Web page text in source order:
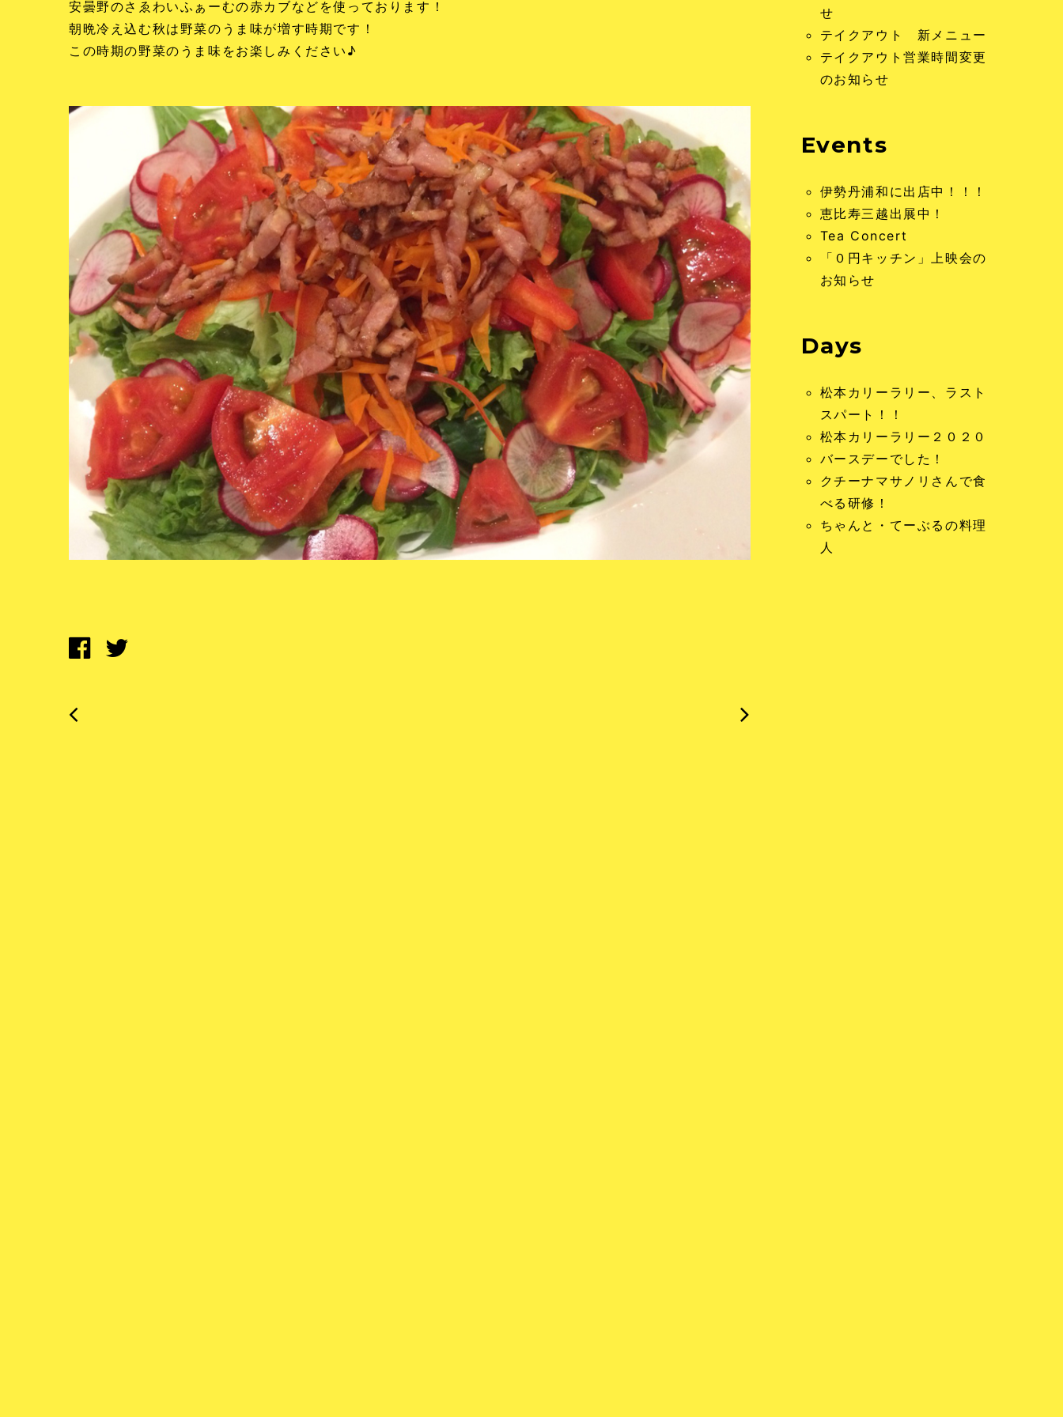
安曇野のさゑわいふぁーむの赤カブなどを使っております！
朝晩冷え込む秋は野菜のうま味が増す時期です！
この時期の野菜のうま味をお楽しみください♪
せ
テイクアウト 新メニュー
テイクアウト営業時間変更
のお知らせ
Events
伊勢丹浦和に出店中！！！
恵比寿三越出展中！
Tea Concert
「０円キッチン」上映会の
お知らせ
Days
松本カリーラリー、ラスト
スパート！！
松本カリーラリー２０２０
バースデーでした！
クチーナマサノリさんで食
べる研修！
ちゃんと・てーぶるの料理
人